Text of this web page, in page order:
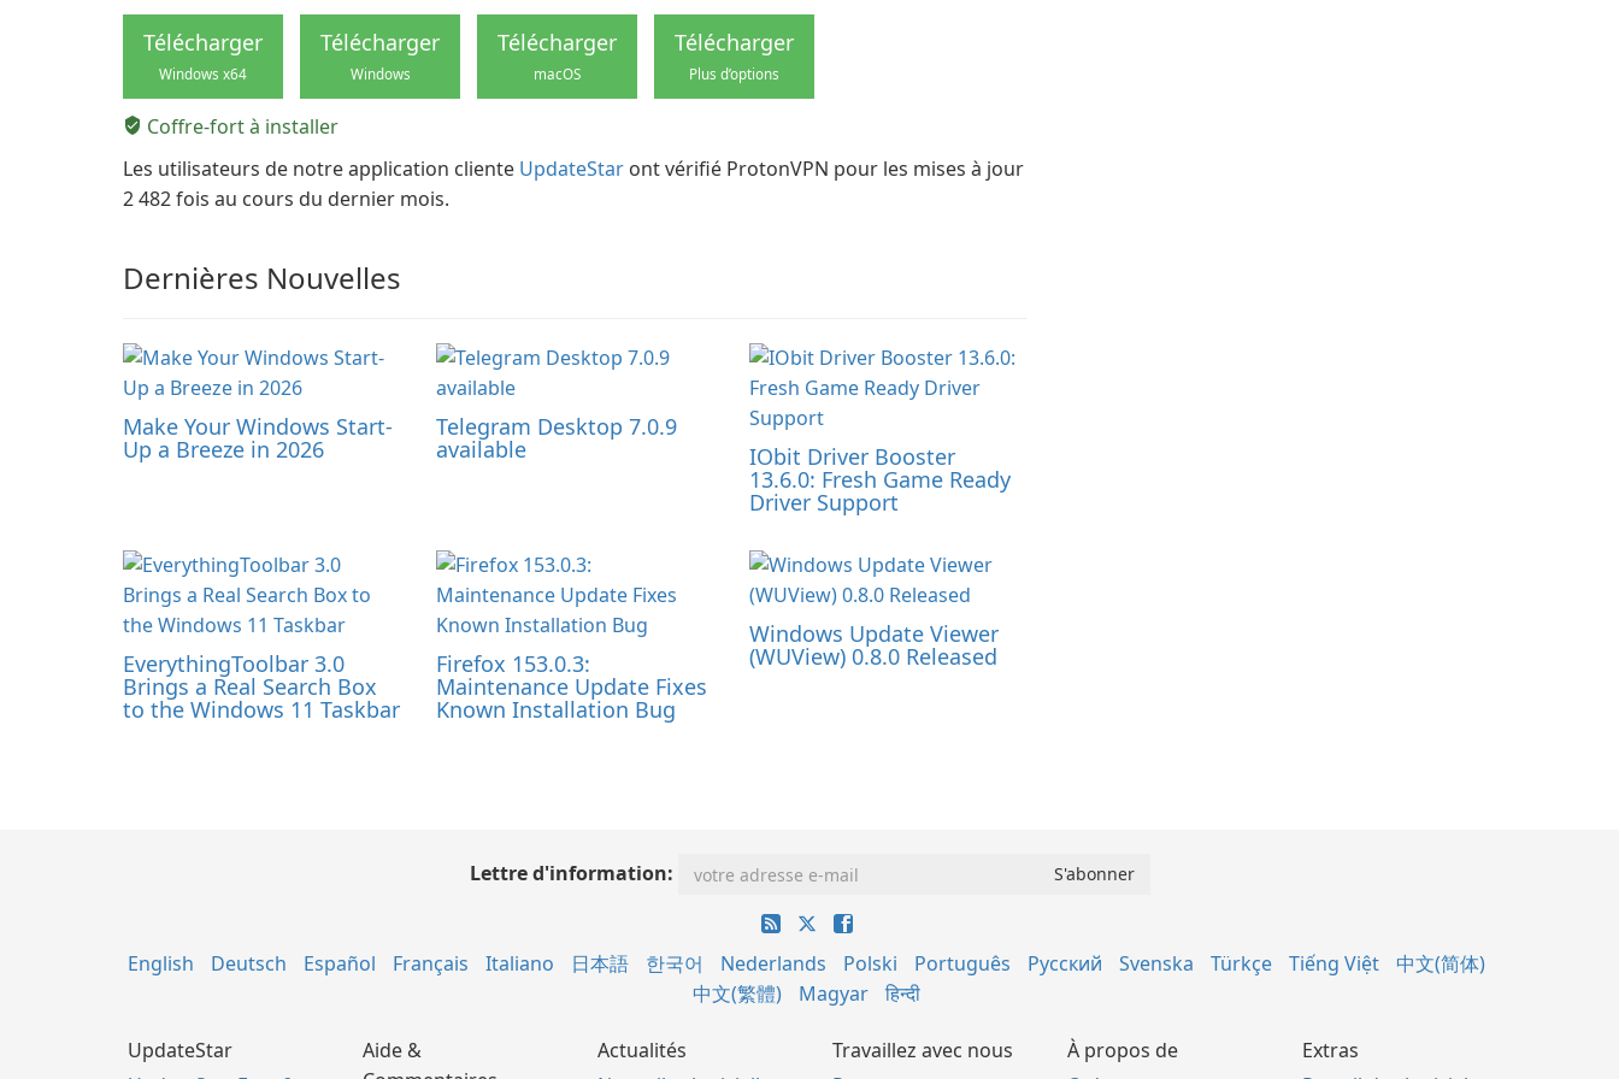
Télécharger
Windows x64
Télécharger
Windows
Télécharger
macOS
Télécharger
Plus d’options
Coffre-fort à installer
Les utilisateurs de notre application cliente UpdateStar ont vérifié ProtonVPN pour les mises à jour
2 482 fois au cours du dernier mois.
Dernières Nouvelles
Make Your Windows Start-
Up a Breeze in 2026
Telegram Desktop 7.0.9
available IObit Driver Booster
13.6.0: Fresh Game Ready
Driver Support
EverythingToolbar 3.0
Brings a Real Search Box
to the Windows 11 Taskbar
Firefox 153.0.3:
Maintenance Update Fixes
Known Installation Bug
Windows Update Viewer
(WUView) 0.8.0 Released
Lettre d'information:
English Deutsch Español Français Italiano 日本語 한국어 Nederlands Polski Português Русский Svenska Türkçe Tiếng Việt
中文(简体)
中文(繁體)
Magyar हिन्दी
UpdateStar
Aide &
Actualités
Travaillez avec nous
À propos de
Extras